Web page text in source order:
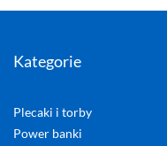
Kategorie
Plecaki i torby
Power banki